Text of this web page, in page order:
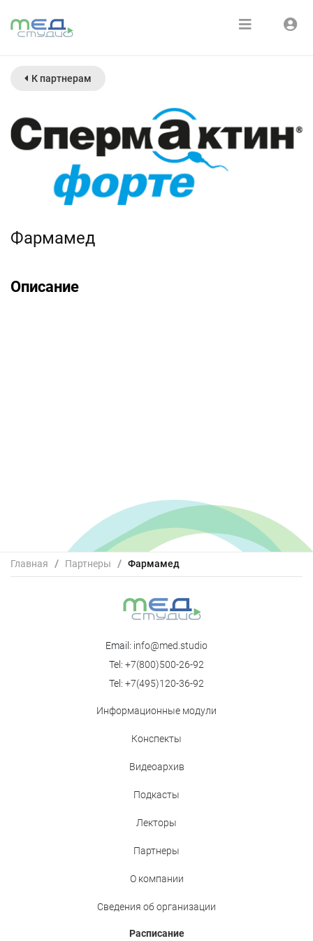
Медиатека
О нас
К партнерам
Фармамед
Описание
Главная / Партнеры / Фармамед
Email: info@med.studio
Tel: +7(800)500-26-92
Tel: +7(495)120-36-92
Информационные модули
Конспекты
Видеоархив
Подкасты
Лекторы
Партнеры
О компании
Сведения об организации
Расписание